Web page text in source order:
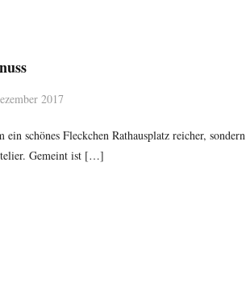
2017
schönes Fleckchen Rathausplatz reicher, sondern
Gemeint ist […]